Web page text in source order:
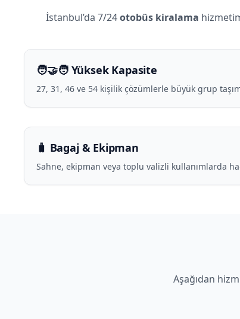
İstanbul’da 7/24otobüs kiralama
🧑‍🤝‍🧑 Yüksek Kapasite
27, 31, 46 ve 54 kişilik çözümlerle büyük grup
🧳 Bagaj & Ekipman
Sahne, ekipman veya toplu valizli kullanımlarda
Aşağıdan